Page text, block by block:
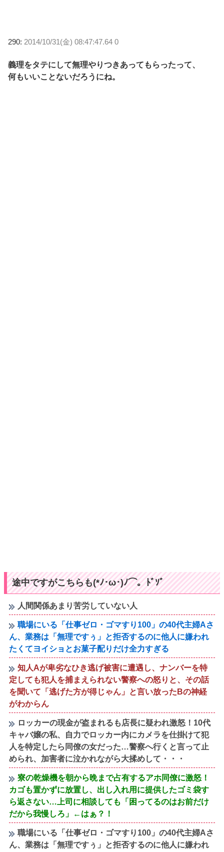
290: 2014/10/31(金) 08:47:47.64 0
義理をタテにして無理やりつきあってもらったって、
何もいいことないだろうにね。
途中ですがこちらも(*ﾉ･ω･)ﾉ⌒。ﾄﾞｿﾞ
人間関係あまり苦労していない人
職場にいる「仕事ゼロ・ゴマすり100」の40代主婦Aさ
ん、業務は「無理ですぅ」と拒否するのに他人に嫌われ
たくてヨイショとお菓子配りだけ全力すぎる
知人Aが卑劣なひき逃げ被害に遭遇し、ナンバーを特
定しても犯人を捕まえられない警察への怒りと、その話
を聞いて「逃げた方が得じゃん」と言い放ったBの神経
がわからん
ロッカーの現金が盗まれるも店長に疑われ激怒！10代
キャバ嬢の私、自力でロッカー内にカメラを仕掛けて犯
人を特定したら同僚の女だった…警察へ行くと言って止
められ、加害者に泣かれながら大揉めして・・・
寮の乾燥機を朝から晩まで占有するアホ同僚に激怒！
カゴも置かずに放置し、出し入れ用に提供したゴミ袋す
ら返さない…上司に相談しても「困ってるのはお前だけ
だから我慢しろ」←はぁ？！
職場にいる「仕事ゼロ・ゴマすり100」の40代主婦Aさ
ん、業務は「無理ですぅ」と拒否するのに他人に嫌われ